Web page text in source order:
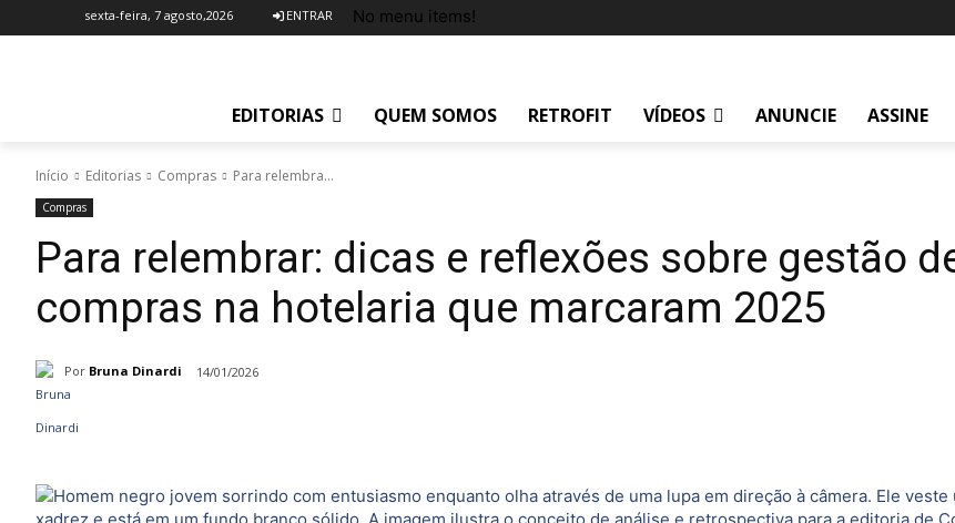
sexta-feira, 7 agosto,2026 ENTRAR No menu items!
EDITORIAS QUEM SOMOS RETROFIT VÍDEOS ANUNCIE ASSINE
Início Editorias Compras Para relembra...
Compras
Para relembrar: dicas e reflexões sobre gestão
compras na hotelaria que marcaram 2025
Por Bruna Dinardi 14/01/2026